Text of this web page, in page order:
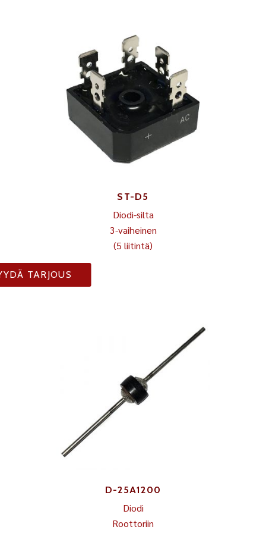
ST-D5
Diodi-silta
3-vaiheinen
(5 liitintä)
TARJOUS
D-25A1200
Diodi
Roottoriin